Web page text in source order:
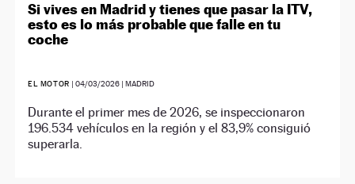
Si vives en Madrid y tienes que pasar la ITV,
esto es lo más probable que falle en tu
coche
EL MOTOR | 04/03/2026| MADRID
Durante el primer mes de 2026, se inspeccionaron
196.534 vehículos en la región y el 83,9% consiguió
superarla.